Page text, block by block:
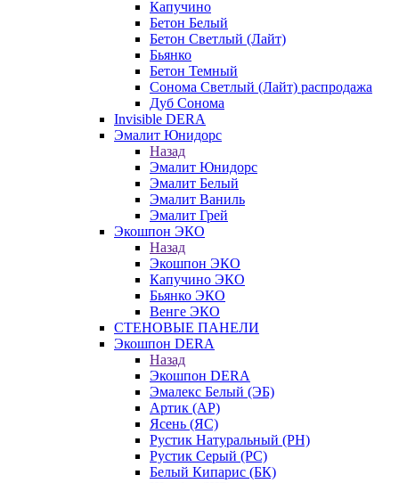
Капучино
Бетон Белый
Бетон Светлый (Лайт)
Бьянко
Бетон Темный
Сонома Светлый (Лайт) распродажа
Дуб Сонома
Invisible DERA
Эмалит Юнидорс
Назад
Эмалит Юнидорс
Эмалит Белый
Эмалит Ваниль
Эмалит Грей
Экошпон ЭКО
Назад
Экошпон ЭКО
Капучино ЭКО
Бьянко ЭКО
Венге ЭКО
СТЕНОВЫЕ ПАНЕЛИ
Экошпон DERA
Назад
Экошпон DERA
Эмалекс Белый (ЭБ)
Артик (АР)
Ясень (ЯС)
Рустик Натуральный (РН)
Рустик Серый (РС)
Белый Кипарис (БК)